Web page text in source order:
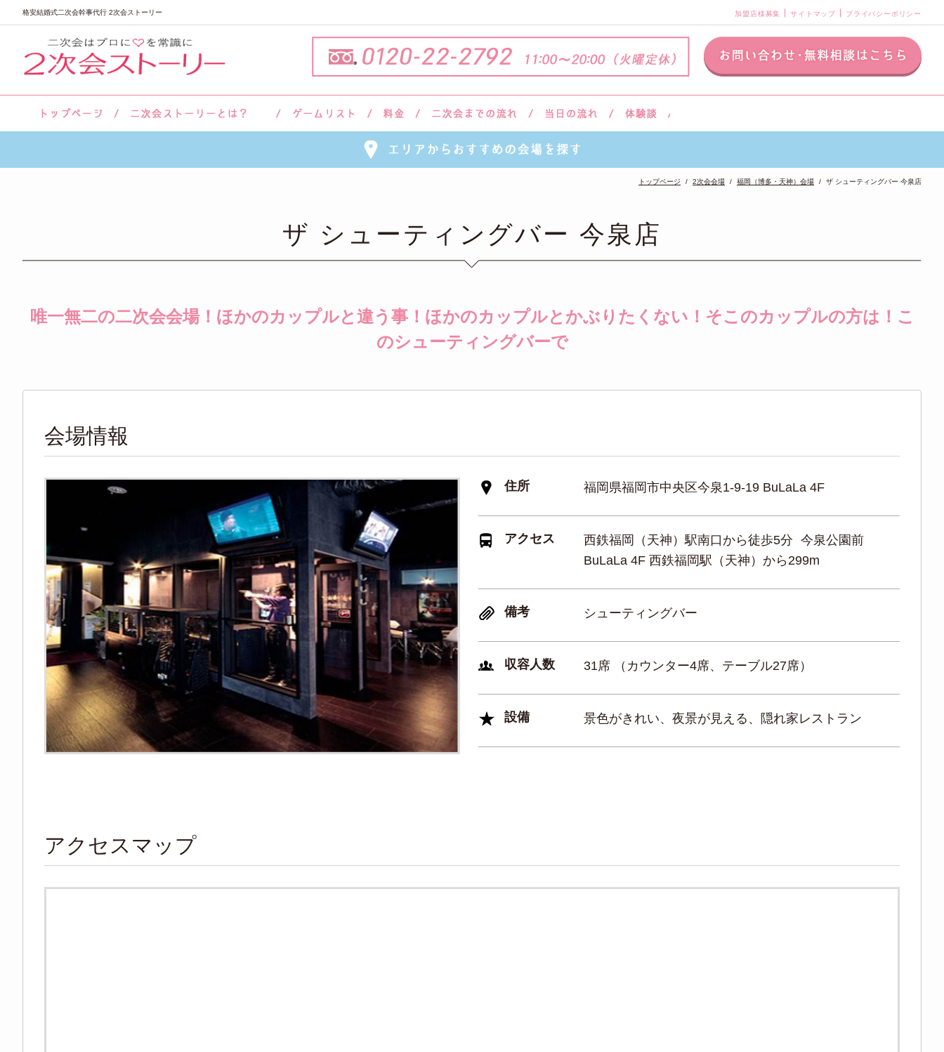
格安結婚式二次会幹事代行 2次会ストーリー 加盟店様募集 サイトマップ プライバシーポリシー
トップページ 2次会会場 福岡（博多・天神）会場 ザ シューティングバー 今泉店
ザ シューティングバー 今泉店
唯一無二の二次会会場！ほかのカップルと違う事！ほかのカップルとかぶりたくない！そこのカップルの方は！こ
のシューティングバーで
会場情報
住所 福岡県福岡市中央区今泉1-9-19 BuLaLa 4F
アクセス
西鉄福岡（天神）駅南口から徒歩5分 今泉公園前
BuLaLa 4F 西鉄福岡駅（天神）から299m
備考 シューティングバー
収容人数 31席 （カウンター4席、テーブル27席）
設備 景色がきれい、夜景が見える、隠れ家レストラン
アクセスマップ